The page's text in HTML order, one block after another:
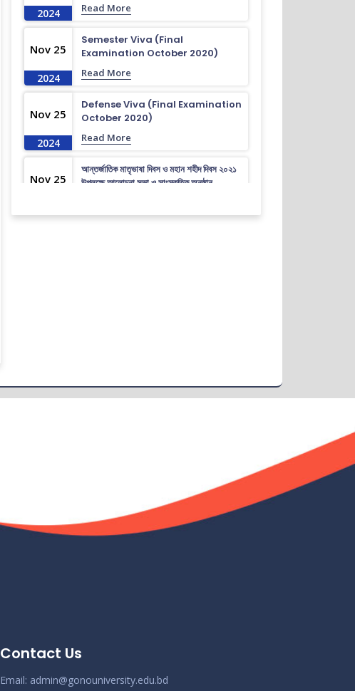
2024 Read More
Nov 25
2024
Semester Viva (Final
Examination October 2020)
Read More
Nov 25
2024
Defense Viva (Final Examination
October 2020)
Read More
Nov 25
আন্তর্জাতিক মাতৃভাষা দিবস ও মহান শহীদ দিবস ২০২১
উপলক্ষে আলোচনা সভা ও সাংস্কৃতিক অনুষ্ঠান
Read More
2024
করোনা ভাইরাস নিয়ে বর্তমান পরিস্থিতির কারণে সরকারী
নির্দেশনা অনুযায়ী গণ বিশ্ববিদ্যালয়ের অফিস আদেশ
Read More
Contact Us
Email: admin@gonouniversity.edu.bd